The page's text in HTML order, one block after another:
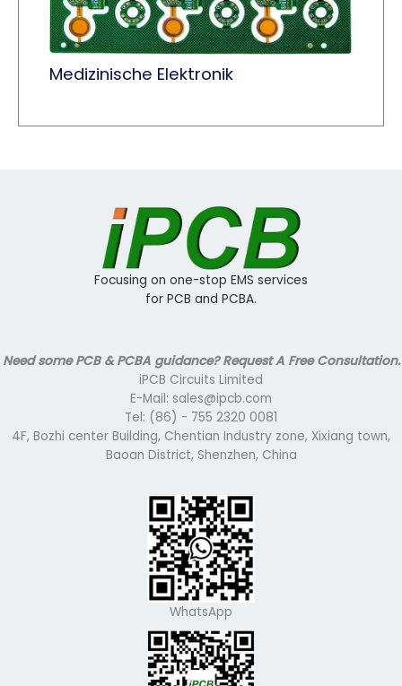
Medizinische Elektronik
Focusing on one-stop EMS services
for PCB and PCBA.
Need some PCB & PCBA guidance? Request A Free Consultation.
iPCB Circuits Limited
E-Mail: sales@ipcb.com
Tel: (86) - 755 2320 0081
4F, Bozhi center Building, Chentian Industry zone, Xixiang town,
Baoan District, Shenzhen, China
WhatsApp